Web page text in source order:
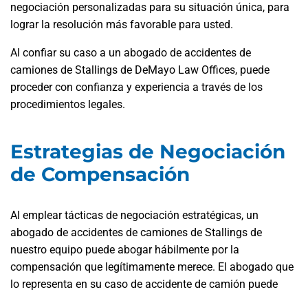
negociación personalizadas para su situación única, para
lograr la resolución más favorable para usted.
Al confiar su caso a un abogado de accidentes de
camiones de Stallings de DeMayo Law Offices, puede
proceder con confianza y experiencia a través de los
procedimientos legales.
Estrategias de Negociación
de Compensación
Al emplear tácticas de negociación estratégicas, un
abogado de accidentes de camiones de Stallings de
nuestro equipo puede abogar hábilmente por la
compensación que legítimamente merece. El abogado que
lo representa en su caso de accidente de camión puede